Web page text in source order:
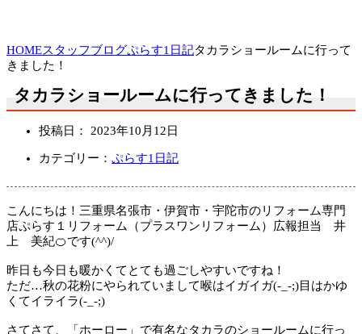
HOMEスタッフブログぷらす1日記タカラショールームに行って
きました！
タカラショールームに行ってきました！
投稿日： 2023年10月12日
カテゴリー： ぷらす1日記
こんにちは！三重県名張市・伊賀市・宇陀市のリフォーム専門
店ぷらす１リフォーム（プラスワンリフォーム）広報担当 井
上 美紀🍊です(^^)/
昨日も今日も暖かくてとても過ごしやすいですね！
ただ…秋の花粉にやられていまして喉はイガイガ(-_-;)目はかゆ
くてイライラ(-_-;)
さてさて、「ホーロー」で有名なタカラのショールームに行っ